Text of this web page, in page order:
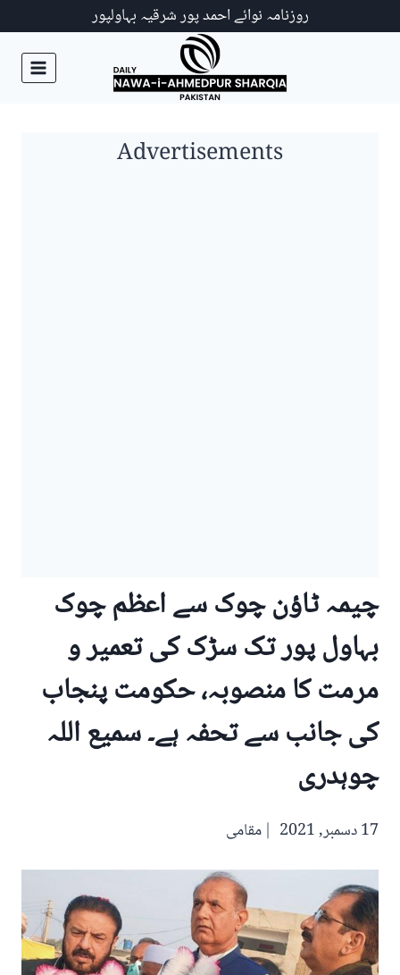
روزنامہ نوائے احمد پور شرقیہ بہاولپور
Advertisements
چیمہ ٹاؤن چوک سے اعظم چوک
بہاول پور تک سڑک کی تعمیر و
مرمت کا منصوبہ، حکومت پنجاب
کی جانب سے تحفہ ہے۔ سمیع اللہ
چوہدری
17 دسمبر, 2021 مقامی